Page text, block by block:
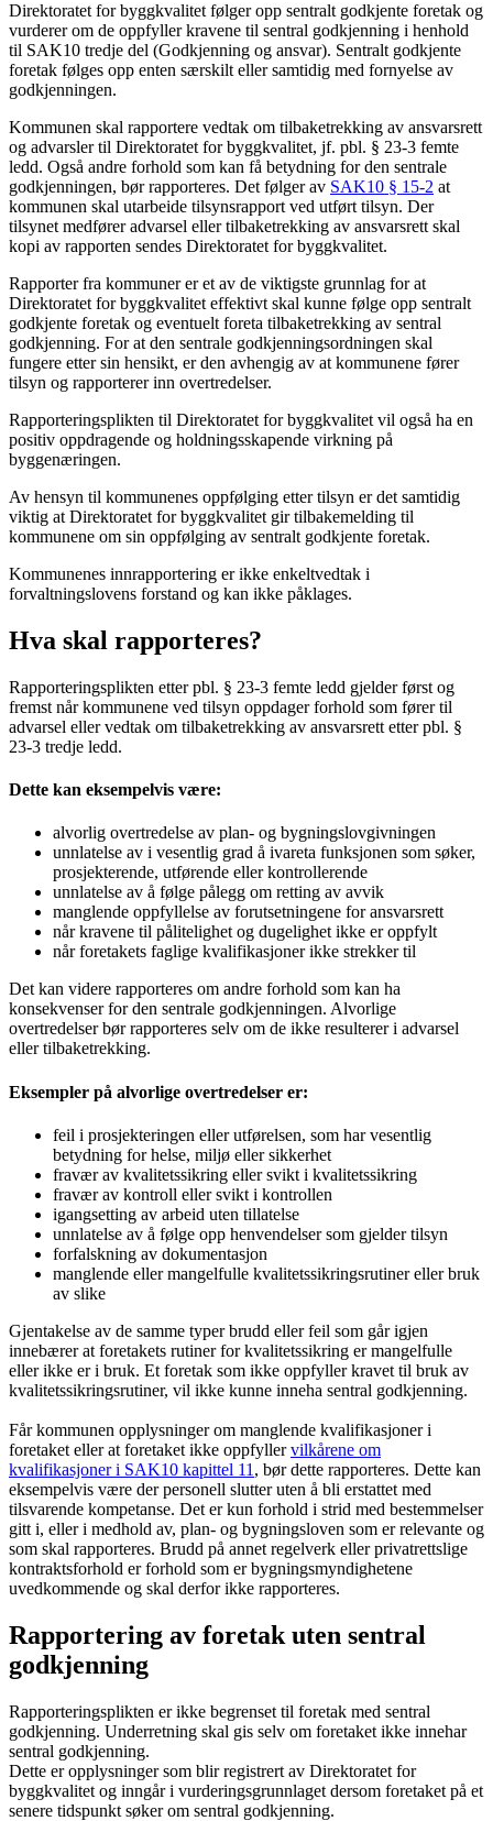
Direktoratet for byggkvalitet følger opp sentralt godkjente foretak og
vurderer om de oppfyller kravene til sentral godkjenning i henhold
til SAK10 tredje del (Godkjenning og ansvar). Sentralt godkjente
foretak følges opp enten særskilt eller samtidig med fornyelse av
godkjenningen.
Kommunen skal rapportere vedtak om tilbaketrekking av ansvarsrett
og advarsler til Direktoratet for byggkvalitet, jf. pbl. § 23-3 femte
ledd. Også andre forhold som kan få betydning for den sentrale
godkjenningen, bør rapporteres. Det følger av SAK10 § 15-2 at
kommunen skal utarbeide tilsynsrapport ved utført tilsyn. Der
tilsynet medfører advarsel eller tilbaketrekking av ansvarsrett skal
kopi av rapporten sendes Direktoratet for byggkvalitet.
Rapporter fra kommuner er et av de viktigste grunnlag for at
Direktoratet for byggkvalitet effektivt skal kunne følge opp sentralt
godkjente foretak og eventuelt foreta tilbaketrekking av sentral
godkjenning. For at den sentrale godkjenningsordningen skal
fungere etter sin hensikt, er den avhengig av at kommunene fører
tilsyn og rapporterer inn overtredelser.
Rapporteringsplikten til Direktoratet for byggkvalitet vil også ha en
positiv oppdragende og holdningsskapende virkning på
byggenæringen.
Av hensyn til kommunenes oppfølging etter tilsyn er det samtidig
viktig at Direktoratet for byggkvalitet gir tilbakemelding til
kommunene om sin oppfølging av sentralt godkjente foretak.
Kommunenes innrapportering er ikke enkeltvedtak i
forvaltningslovens forstand og kan ikke påklages.
Hva skal rapporteres?
Rapporteringsplikten etter pbl. § 23-3 femte ledd gjelder først og
fremst når kommunene ved tilsyn oppdager forhold som fører til
advarsel eller vedtak om tilbaketrekking av ansvarsrett etter pbl. §
23-3 tredje ledd.
Dette kan eksempelvis være:
alvorlig overtredelse av plan- og bygningslovgivningen
unnlatelse av i vesentlig grad å ivareta funksjonen som søker,
prosjekterende, utførende eller kontrollerende
unnlatelse av å følge pålegg om retting av avvik
manglende oppfyllelse av forutsetningene for ansvarsrett
når kravene til pålitelighet og dugelighet ikke er oppfylt
når foretakets faglige kvalifikasjoner ikke strekker til
Det kan videre rapporteres om andre forhold som kan ha
konsekvenser for den sentrale godkjenningen. Alvorlige
overtredelser bør rapporteres selv om de ikke resulterer i advarsel
eller tilbaketrekking.
Eksempler på alvorlige overtredelser er:
feil i prosjekteringen eller utførelsen, som har vesentlig
betydning for helse, miljø eller sikkerhet
fravær av kvalitetssikring eller svikt i kvalitetssikring
fravær av kontroll eller svikt i kontrollen
igangsetting av arbeid uten tillatelse
unnlatelse av å følge opp henvendelser som gjelder tilsyn
forfalskning av dokumentasjon
manglende eller mangelfulle kvalitetssikringsrutiner eller bruk
av slike
Gjentakelse av de samme typer brudd eller feil som går igjen
innebærer at foretakets rutiner for kvalitetssikring er mangelfulle
eller ikke er i bruk. Et foretak som ikke oppfyller kravet til bruk av
kvalitetssikringsrutiner, vil ikke kunne inneha sentral godkjenning.
Får kommunen opplysninger om manglende kvalifikasjoner i
foretaket eller at foretaket ikke oppfyllervilkårene om
kvalifikasjoner i SAK10 kapittel 11 , bør dette rapporteres. Dette kan
eksempelvis være der personell slutter uten å bli erstattet med
tilsvarende kompetanse. Det er kun forhold i strid med bestemmelser
gitt i, eller i medhold av, plan- og bygningsloven som er relevante og
som skal rapporteres. Brudd på annet regelverk eller privatrettslige
kontraktsforhold er forhold som er bygningsmyndighetene
uvedkommende og skal derfor ikke rapporteres.
Rapportering av foretak uten sentral
godkjenning
Rapporteringsplikten er ikke begrenset til foretak med sentral
godkjenning. Underretning skal gis selv om foretaket ikke innehar
sentral godkjenning.
Dette er opplysninger som blir registrert av Direktoratet for
byggkvalitet og inngår i vurderingsgrunnlaget dersom foretaket på et
senere tidspunkt søker om sentral godkjenning.